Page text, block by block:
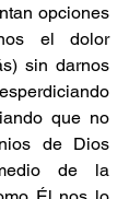
opciones
el dolor
sin darnos
que no
de Dios
de la